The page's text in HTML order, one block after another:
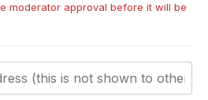
moderator approval before it will be